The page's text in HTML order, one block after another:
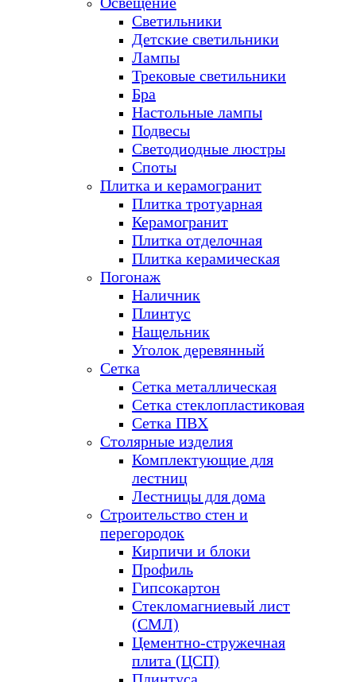
Светильники
Детские светильники
Лампы
Трековые светильники
Бра
Настольные лампы
Подвесы
Светодиодные люстры
Споты
Плитка и керамогранит
Плитка тротуарная
Керамогранит
Плитка отделочная
Плитка керамическая
Погонаж
Наличник
Плинтус
Нащельник
Уголок деревянный
Сетка
Сетка металлическая
Сетка стеклопластиковая
Сетка ПВХ
Столярные изделия
Комплектующие для
лестниц
Лестницы для дома
Строительство стен и
перегородок
Кирпичи и блоки
Профиль
Гипсокартон
Стекломагниевый лист
(СМЛ)
Цементно-стружечная
плита (ЦСП)